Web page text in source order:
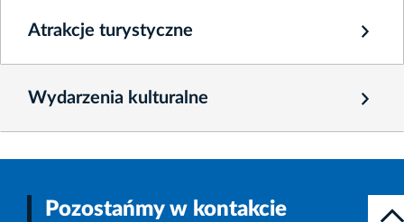
Atrakcje turystyczne
Wydarzenia kulturalne
Pozostańmy w kontakcie